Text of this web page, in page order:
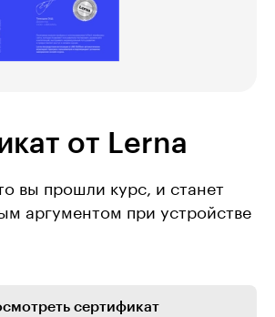
от Lerna
вы прошли курс, и станет
аргументом при устройстве
сертификат